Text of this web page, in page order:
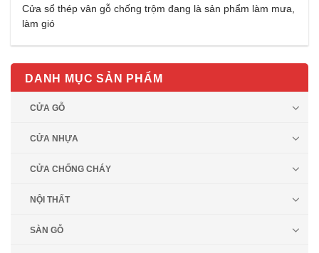
Cửa sổ thép vân gỗ chống trộm đang là sản phẩm làm mưa,
làm gió
DANH MỤC SẢN PHẨM
CỬA GỖ
CỬA NHỰA
CỬA CHỐNG CHÁY
NỘI THẤT
SÀN GỖ